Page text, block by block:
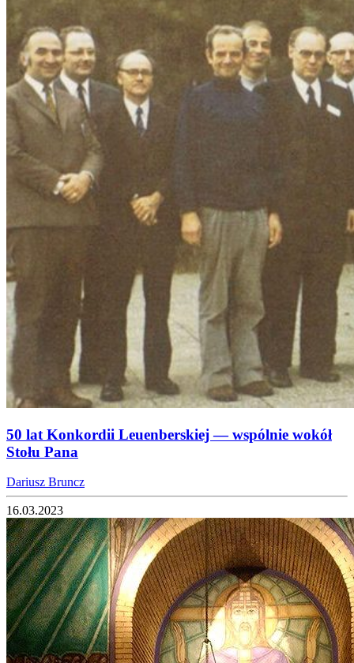
50 lat Konkordii Leuenberskiej — wspólnie wokół
Stołu Pana
Dariusz Bruncz
16.03.2023